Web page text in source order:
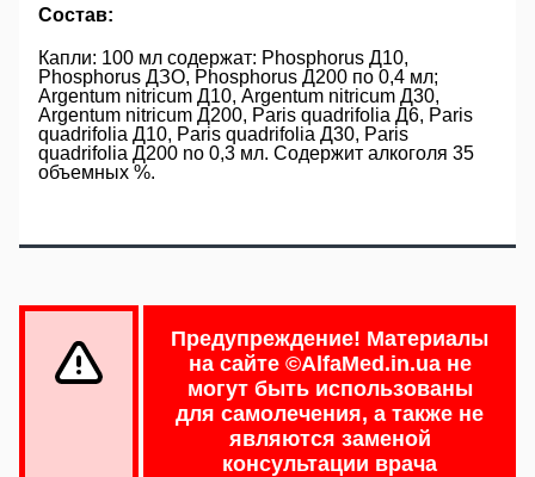
Состав:
Капли: 100 мл содержат: Phosphorus Д10,
Phosphorus ДЗО, Phosphorus Д200 по 0,4 мл;
Argentum nitricum Д10, Argentum nitricum Д30,
Argentum nitricum Д200, Paris quadrifolia Д6, Paris
quadrifolia Д10, Paris quadrifolia Д30, Paris
quadrifolia Д200 no 0,3 мл. Содержит алкоголя 35
объемных %.
Предупреждение! Материалы
на сайте ©AlfaMed.in.uaне
могут быть использованы
для самолечения, а также не
являются заменой
консультации врача